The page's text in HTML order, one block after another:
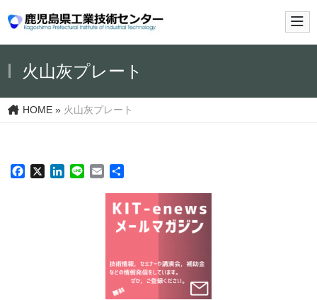
メ
火山灰プレート
HOME» 火山灰プレート
FacebookLinkedIn
Line Email